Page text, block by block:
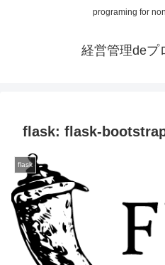
programing for
経営管理deプ
flask: flask-
flask